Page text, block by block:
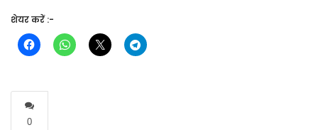
शेयर करें :-
0